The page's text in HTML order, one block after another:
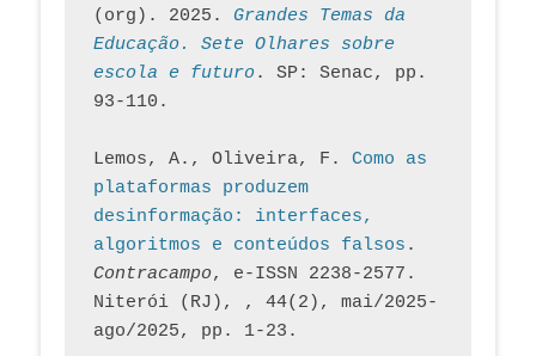
(org). 2025. Grandes Temas da
Educação. Sete Olhares sobre
escola e futuro. SP: Senac, pp.
93-110.
Lemos, A., Oliveira, F. Como as
plataformas produzem
desinformação: interfaces,
algoritmos e conteúdos falsos
Contracampo, e-ISSN 2238-2577.
Niterói (RJ), , 44(2), mai/2025-
ago/2025, pp. 1-23.